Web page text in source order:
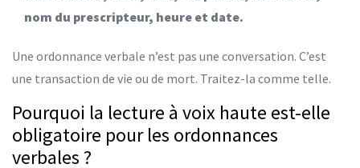
nom du prescripteur, heure et date.
Une ordonnance verbale n’est pas une conversation. C’est
une transaction de vie ou de mort. Traitez-la comme telle.
Pourquoi la lecture à voix haute est-elle
obligatoire pour les ordonnances
verbales ?